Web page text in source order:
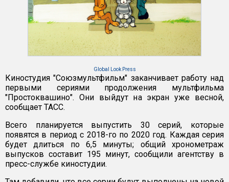
Global Look Press
Киностудия "Союзмультфильм" заканчивает работу над
первыми сериями продолжения мультфильма
"Простоквашино". Они выйдут на экран уже весной,
сообщает ТАСС.
Всего планируется выпустить 30 серий, которые
появятся в период с 2018-го по 2020 год. Каждая серия
будет длиться по 6,5 минуты; общий хронометраж
выпусков составит 195 минут, сообщили агентству в
пресс-службе киностудии.